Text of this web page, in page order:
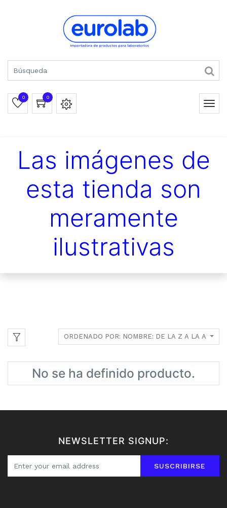
0 0
Las imágenes de
esta tienda son
meramente
ilustrativas
ORDENADO POR: NOMBRE: DE LA Z A LA A
No se ha definido producto.
NEWSLETTER SIGNUP:
SUSCRIBIRSE